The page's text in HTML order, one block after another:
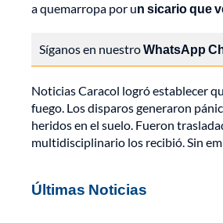
a quemarropa por un sicario que
Síganos en nuestroWhatsApp
Noticias Caracol logró establecer
fuego. Los disparos generaron
heridos en el suelo. Fueron
multidisciplinario los recibió. Sin
Últimas Noticias